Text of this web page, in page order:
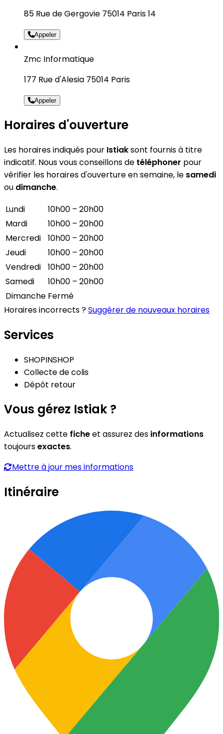
85 Rue de Gergovie 75014 Paris 14
Appeler
Zmc Informatique
177 Rue d'Alesia 75014 Paris
Appeler
Horaires d'ouverture
Les horaires indiqués pour Istiaksont fournis à titre
indicatif. Nous vous conseillons de téléphoner pour
vérifier les horaires d'ouverture en semaine, le samedi
ou dimanche.
Lundi
10h00 – 20h00
Mardi
10h00 – 20h00
Mercredi
10h00 – 20h00
Jeudi
10h00 – 20h00
Vendredi
10h00 – 20h00
Samedi
10h00 – 20h00
Dimanche Fermé
Horaires incorrects ?Suggérer de nouveaux horaires
Services
SHOPINSHOP
Collecte de colis
Dépôt retour
Vous gérez Istiak ?
Actualisez cette ficheet assurez des informations
toujoursexactes.
Mettre à jour mes informations
Itinéraire